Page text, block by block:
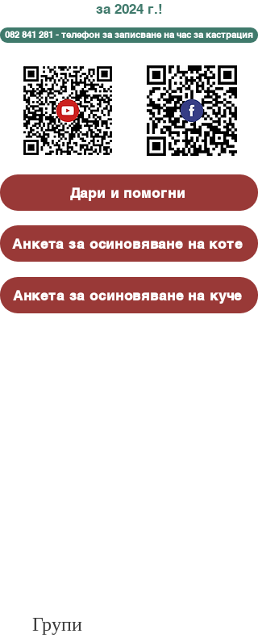
за 2024 г.!
082 841 281 - телефон за записване на час за кастрация
Дари и помогни
Анкета за осиновяване на коте
Анкета за осиновяване на куче
Групи